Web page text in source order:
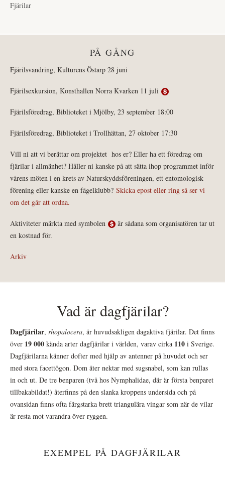
Fjärilar
PÅ GÅNG
Fjärilsvandring, Kulturens Östarp 28 juni
Fjärilsexkursion, Konsthallen Norra Kvarken 11 juli
Fjärilsföredrag, Biblioteket i Mjölby, 23 september 18:00
Fjärilsföredrag, Biblioteket i Trollhättan, 27 oktober 17:30
Vill ni att vi berättar om projektet hos er? Eller ha ett föredrag om
fjärilar i allmänhet? Håller ni kanske på att sätta ihop programmet inför
vårens möten i en krets av Naturskyddsföreningen, ett entomologisk
förening eller kanske en fågelklubb? Skicka epost eller ring så ser vi
om det går att ordna.
Aktiviteter märkta med symbolen
är sådana som organisatören tar ut
en kostnad för.
Arkiv
Vad är dagfjärilar?
Dagfjärilar, rhopalocera, är huvudsakligen dagaktiva fjärilar. Det finns
över 19 000 kända arter dagfjärilar i världen, varav cirka 110 i Sverige.
Dagfjärilarna känner dofter med hjälp av antenner på huvudet och ser
med stora facettögon. Dom äter nektar med sugsnabel, som kan rullas
in och ut. De tre benparen (två hos Nymphalidae, där är första benparet
tillbakabildat!) återfinns på den slanka kroppens undersida och på
ovansidan finns ofta färgstarka brett triangulära vingar som när de vilar
är resta mot varandra över ryggen.
EXEMPEL PÅ DAGFJÄRILAR